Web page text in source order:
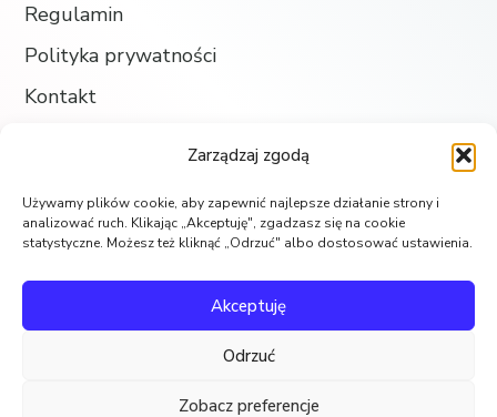
Zarządzaj zgodą
Używamy plików cookie, aby zapewnić najlepsze działanie strony i
analizować ruch. Klikając „Akceptuję", zgadzasz się na cookie
statystyczne. Możesz też kliknąć „Odrzuć" albo dostosować ustawienia.
Akceptuję
Odrzuć
Zobacz preferencje
Regulamin
Polityka prywatności
Kontakt
SKLEP
Księgarnia
Koszyk